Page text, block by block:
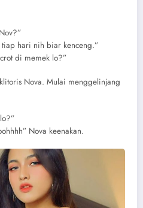
tiap hari nih biar kenceng.”
di memek lo?”
Nova. Mulai menggelinjang
Nova keenakan.